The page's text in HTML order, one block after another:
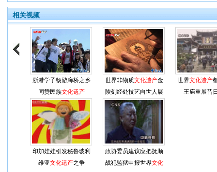
相关视频
浙港学子畅游廊桥之乡
同赞民族文化遗产
世界非物质文化遗产金
陵刻经处技艺向世人展
示
世界文化遗产
王庙重展昔
印加娃娃引发秘鲁玻利
维亚文化遗产之争
政协委员建议应把抚顺
战犯监狱申报世界文化